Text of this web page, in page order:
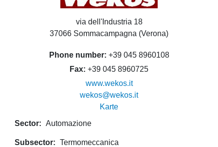
via dell'Industria 18
37066 Sommacampagna (Verona)
Phone number +39 045 8960108
Fax +39 045 8960725
www.wekos.it
wekos@wekos.it
Karte
Sector
Automazione
Subsector Termomeccanica